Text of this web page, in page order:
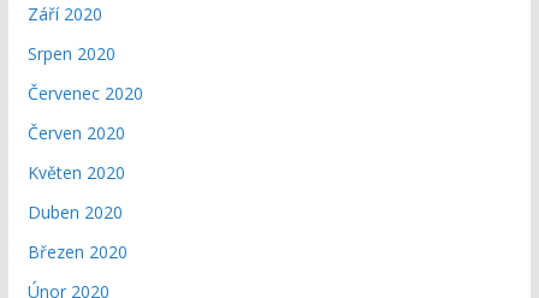
Září 2020
Srpen 2020
Červenec 2020
Červen 2020
Květen 2020
Duben 2020
Březen 2020
Únor 2020